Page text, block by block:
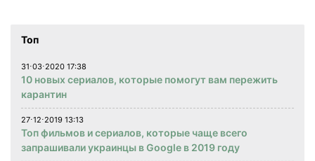
Топ
31⋅03⋅2020 17:38
10 новых сериалов, которые помогут вам пережить
карантин
27⋅12⋅2019 13:13
Топ фильмов и сериалов, которые чаще всего
запрашивали украинцы в Google в 2019 году